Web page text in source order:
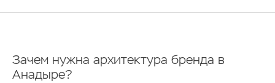
Зачем нужна архитектура бренда в
Анадыре?